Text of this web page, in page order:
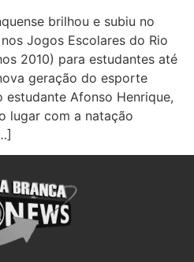
brilhou e subiu no
Jogos Escolares do Rio
2010) para estudantes até
geração do esporte
Afonso Henrique,
lugar com a natação